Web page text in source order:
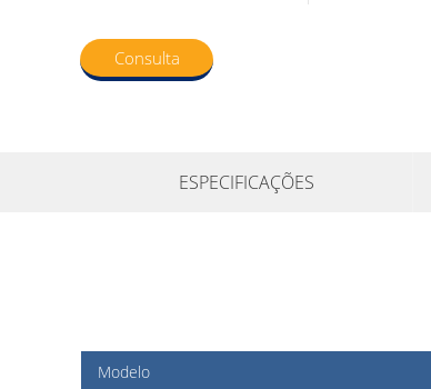
Consulta
ESPECIFICAÇÕES
Modelo